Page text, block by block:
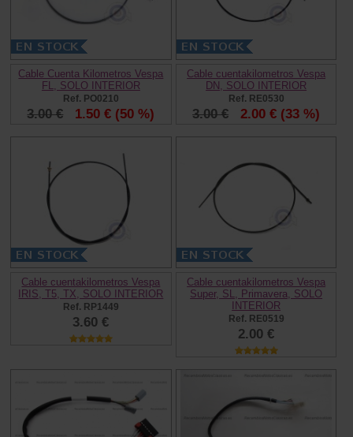
Cable Cuenta Kilometros Vespa
FL, SOLO INTERIOR
Ref. PO0210
3.00 € 1.50 € (50 %)
Cable cuentakilometros Vespa
DN, SOLO INTERIOR
Ref. RE0530
3.00 € 2.00 € (33 %)
Cable cuentakilometros Vespa
IRIS, T5, TX, SOLO INTERIOR
Ref. RP1449
3.60 €
Cable cuentakilometros Vespa
Super, SL, Primavera, SOLO
INTERIOR
Ref. RE0519
2.00 €